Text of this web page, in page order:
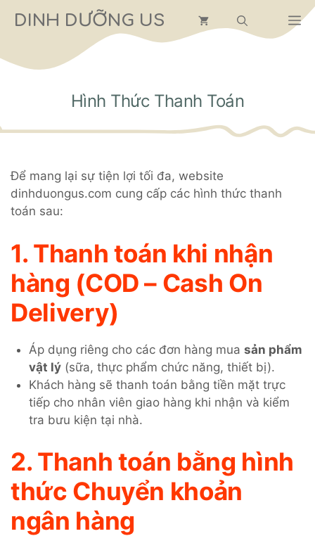
đến
dung
DINH DƯỠNG US
Hình Thức Thanh Toán
Để mang lại sự tiện lợi tối đa, website
dinhduongus.com cung cấp các hình thức thanh
toán sau:
1. Thanh toán khi nhận
hàng (COD – Cash On
Delivery)
Áp dụng riêng cho các đơn hàng mua sản phẩm
vật lý(sữa, thực phẩm chức năng, thiết bị).
Khách hàng sẽ thanh toán bằng tiền mặt trực
tiếp cho nhân viên giao hàng khi nhận và kiểm
tra bưu kiện tại nhà.
2. Thanh toán bằng hình
thức Chuyển khoản
ngân hàng